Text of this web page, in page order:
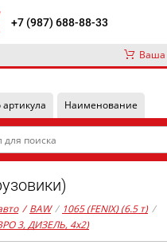
+7 (987) 688-88-33
Ваша
Наименование
/ BAW / 1065 (FENIX) (6.5 т) /
3, ДИЗЕЛЬ, 4x2)